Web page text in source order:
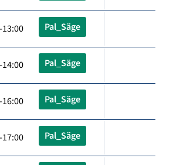
Pal_Säge
Pal_Säge
Pal_Säge
Pal_Säge